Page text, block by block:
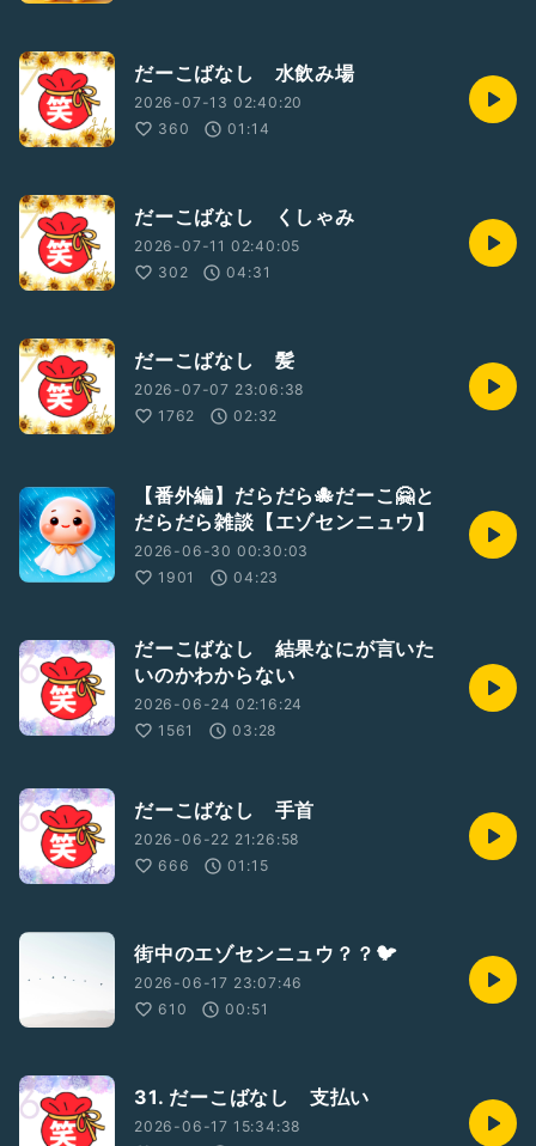
だーこばなし 水飲み場
2026-07-13 02:40:20
360
01:14
だーこばなし くしゃみ
2026-07-11 02:40:05
302
04:31
だーこばなし 髪
2026-07-07 23:06:38
1762
02:32
【番外編】だらだら🐙だーこ🤗と
だらだら雑談【エゾセンニュウ】
2026-06-30 00:30:03
1901
04:23
だーこばなし 結果なにが言いた
いのかわからない
2026-06-24 02:16:24
1561
03:28
だーこばなし 手首
2026-06-22 21:26:58
666
01:15
街中のエゾセンニュウ？？🐦
2026-06-17 23:07:46
610
00:51
31. だーこばなし 支払い
2026-06-17 15:34:38